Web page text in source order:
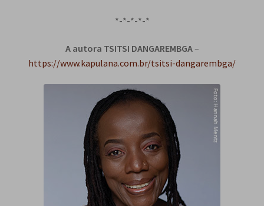
*-*-*-*-*
A autora TSITSI DANGAREMBGA–
https://www.kapulana.com.br/tsitsi-dangarembga/